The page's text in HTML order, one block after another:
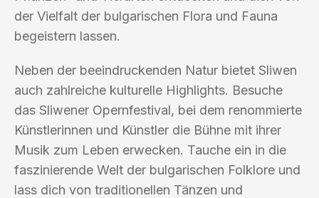
der Vielfalt der bulgarischen Flora und Fauna
begeistern lassen.
Neben der beeindruckenden Natur bietet Sliwen
auch zahlreiche kulturelle Highlights. Besuche
das Sliwener Opernfestival, bei dem renommierte
Künstlerinnen und Künstler die Bühne mit ihrer
Musik zum Leben erwecken. Tauche ein in die
faszinierende Welt der bulgarischen Folklore und
lass dich von traditionellen Tänzen und